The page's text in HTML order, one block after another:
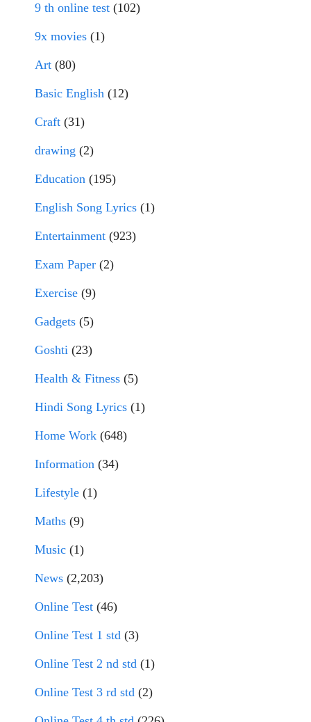
9 th online test (102)
9x movies (1)
Art (80)
Basic English (12)
Craft (31)
drawing (2)
Education (195)
English Song Lyrics (1)
Entertainment (923)
Exam Paper (2)
Exercise (9)
Gadgets (5)
Goshti (23)
Health & Fitness (5)
Hindi Song Lyrics (1)
Home Work (648)
Information (34)
Lifestyle (1)
Maths (9)
Music (1)
News (2,203)
Online Test (46)
Online Test 1 std (3)
Online Test 2 nd std (1)
Online Test 3 rd std (2)